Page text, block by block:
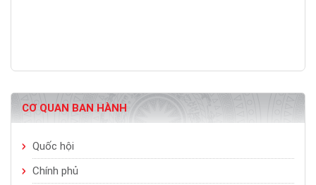
CƠ QUAN BAN HÀNH
Quốc hội
Chính phủ